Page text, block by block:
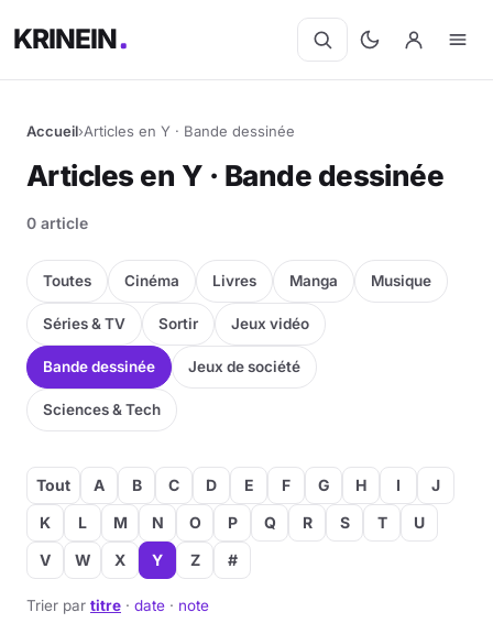
KRINEIN
Cinéma
Séries
Manga
BD
Livres
Jeux vidéo
Jeux de société
Musique
Accueil›Articles en Y · Bande dessinée
Articles en Y · Bande dessinée
0 article
Toutes Cinéma Livres Manga Musique
Séries & TV Sortir Jeux vidéo
Bande dessinée Jeux de société
Sciences & Tech
Tout A B C D E F G H I
J
K
L M N O P Q R S T
U
V
W X Y Z #
Trier par titre · date · note